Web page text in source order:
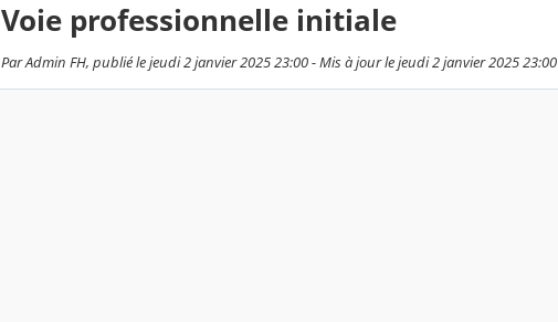
Voie professionnelle initiale
Par Admin FH, publié le jeudi 2 janvier 2025 23:00 - Mis à jour le jeudi 2 janvier 2025 23:00